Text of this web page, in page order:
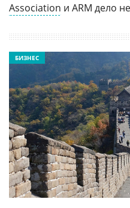
Association и ARM дело
БИЗНЕС